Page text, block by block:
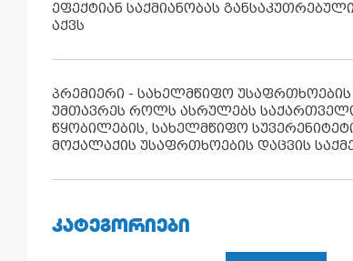
ეფექტიან საქმიანობას
აქვს
პრემიერი - სახელმწიფო უსაფრთხოების
უმთავრეს როლს ასრულებს
წყობილების, სახელმწიფო
მოქალაქის უსაფრთხოების დაცვის
ᲙᲐᲢᲔᲒᲝᲠᲘᲔᲑᲘ